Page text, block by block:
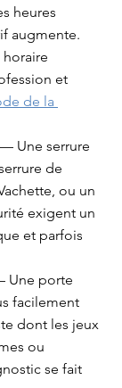
heures
augmente.
horaire
et
de la
— Une serrure
de
ou un
exigent un
et parfois
Une porte
facilement
dont les jeux
ou
se fait